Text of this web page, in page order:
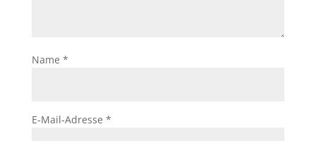
Name *
E-Mail-Adresse *